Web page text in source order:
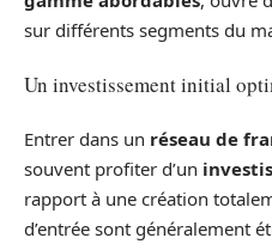
sur différents segments du
Un investissement initial
Entrer dans un réseau de
souvent profiter d’un
rapport à une création
d’entrée sont généralement